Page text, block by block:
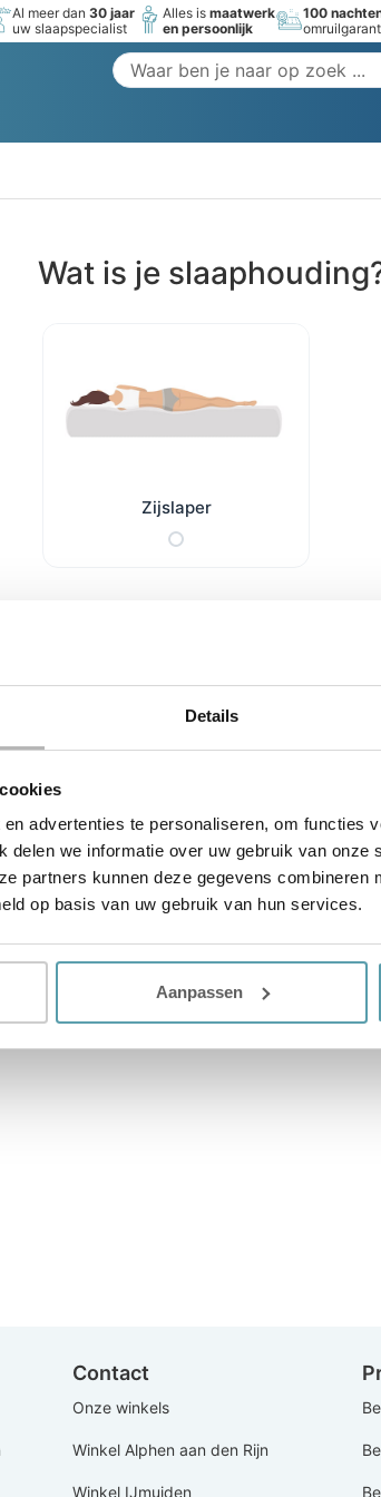
Details
advertenties te personaliseren, om functies
delen we informatie over uw gebruik van onze
partners kunnen deze gegevens combineren
op basis van uw gebruik van hun services.
Aanpassen
Al meer dan30 jaar
uw slaapspecialist
Alles ismaatwerk
en persoonlijk
100
Wat is je
Zijslaper
Contact
Onze winkels
Winkel Alphen aan den Rijn
Winkel IJmuiden